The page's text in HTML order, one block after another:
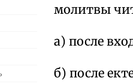
молитвы
а) после
б) после